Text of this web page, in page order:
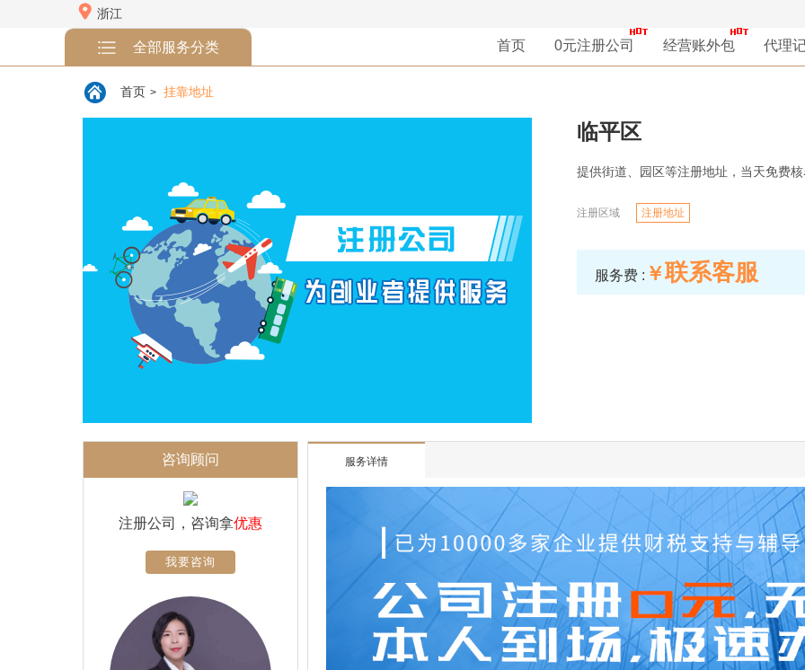
浙江
全部服务分类 首页 0元注册公司 经营账外包 代理
首页 > 挂靠地址
临平区
提供街道、园区等注册地址，当天免费
注册区域 注册地址
服务费 : ￥联系客服
咨询顾问
注册公司，咨询拿优惠
我要咨询
服务详情